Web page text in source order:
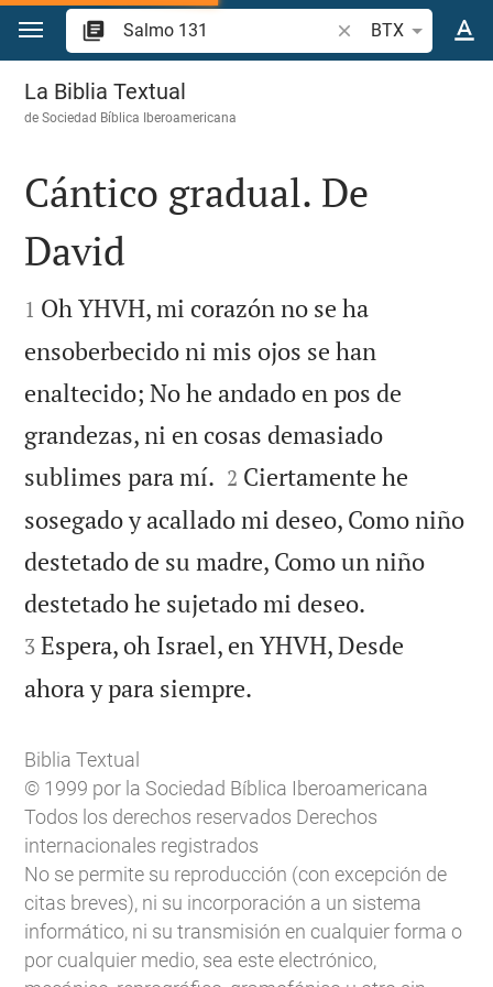
Ir a un contenido
Buscar versículo
BTX
Salmo 131
La Biblia Textual
deSociedad Bíblica Iberoamericana

Cántico gradual. De
David

1 Oh YHVH, mi corazón no se ha
ensoberbecido ni mis ojos se han
enaltecido; No he andado en pos de
grandezas, ni en cosas demasiado
sublimes para mí. 

2 Ciertamente he
sosegado y acallado mi deseo, Como niño
destetado de su madre, Como un niño
destetado he sujetado mi deseo.
3 Espera, oh Israel, en YHVH, Desde
ahora y para siempre.
Biblia Textual
© 1999 por la Sociedad Bíblica Iberoamericana
Todos los derechos reservados Derechos
internacionales registrados
No se permite su reproducción (con excepción de
citas breves), ni su incorporación a un sistema
informático, ni su transmisión en cualquier forma o
por cualquier medio, sea este electrónico,